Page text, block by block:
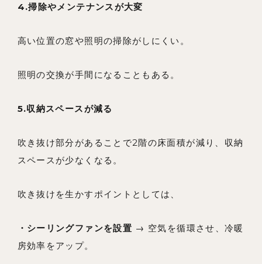
4.掃除やメンテナンスが大変
高い位置の窓や照明の掃除がしにくい。
照明の交換が手間になることもある。
5.収納スペースが減る
吹き抜け部分があることで2階の床面積が減り、収納
スペースが少なくなる。
吹き抜けを生かすポイントとしては、
・シーリングファンを設置 → 空気を循環させ、冷暖
房効率をアップ。